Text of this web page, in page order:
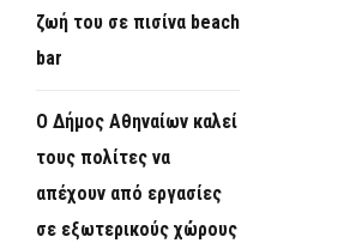
ζωή του σε πισίνα beach
bar
Ο Δήμος Αθηναίων καλεί
τους πολίτες να
απέχουν από εργασίες
σε εξωτερικούς χώρους